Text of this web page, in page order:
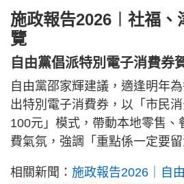
施政報告2026︱社福、
覽
自由黨倡派特別電子消費券
自由黨邵家輝建議，適逢明年
出特別電子消費券，以「市民
100元」模式，帶動本地零售、
費氣氛，強調「重點係一定要留
相關新聞： 施政報告2026｜自